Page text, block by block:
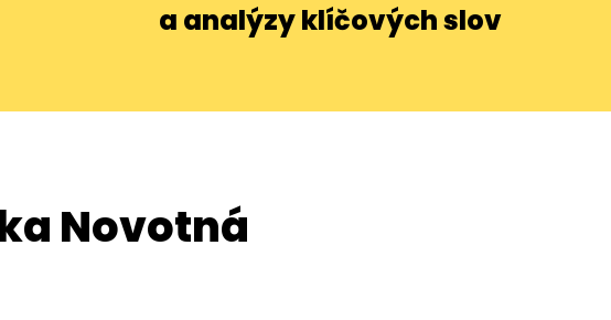
a analýzy klíčových slov
Novotná